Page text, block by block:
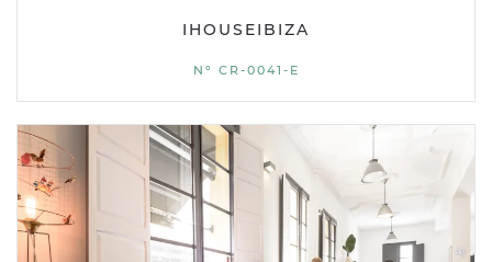
IHOUSEIBIZA
Nº CR-0041-E